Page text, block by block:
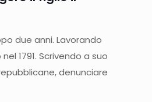
due anni. Lavorando
1791. Scrivendo a suo
denunciare